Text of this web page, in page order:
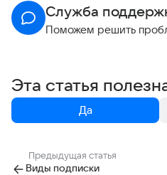
Служба
Поможем решить
Эта статья
Да
Предыдущая статья
Виды подписки